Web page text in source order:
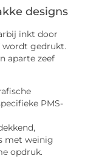
designs
inkt door
wordt gedrukt.
aparte zeef
PMS-
met weinig
opdruk.